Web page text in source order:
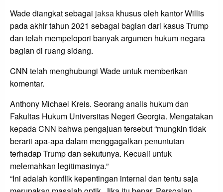
Wade diangkat sebagai jaksa khusus oleh kantor Willis
pada akhir tahun 2021 sebagai bagian dari kasus Trump
dan telah mempelopori banyak argumen hukum negara
bagian di ruang sidang.
CNN telah menghubungi Wade untuk memberikan
komentar.
Anthony Michael Kreis. Seorang analis hukum dan
Fakultas Hukum Universitas Negeri Georgia. Mengatakan
kepada CNN bahwa pengajuan tersebut “mungkin tidak
berarti apa-apa dalam menggagalkan penuntutan
terhadap Trump dan sekutunya. Kecuali untuk
melemahkan legitimasinya.”
“Ini adalah konflik kepentingan internal dan tentu saja